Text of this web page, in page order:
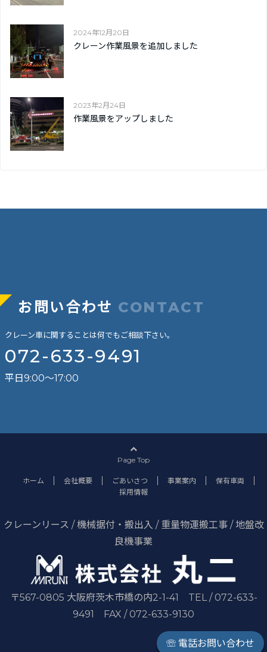
2024年12月20日
クレーン作業風景を追加しました
2023年2月24日
作業風景をアップしました
☏ 電話お問い合わせ
お問い合わせ CONTACT
クレーン車に関することは何でもご相談下さい。
072-633-9491
平日9:00～17:00
Page Top
ホーム 会社概要 ごあいさつ 事業案内
保有車両
採用情報
クレーンリース / 機械据付・搬出入 / 重量物運搬工事 / 地盤改
良機事業
〒567-0805 大阪府茨木市橋の内2-1-41 TEL / 072-633-
9491 FAX / 072-633-9130